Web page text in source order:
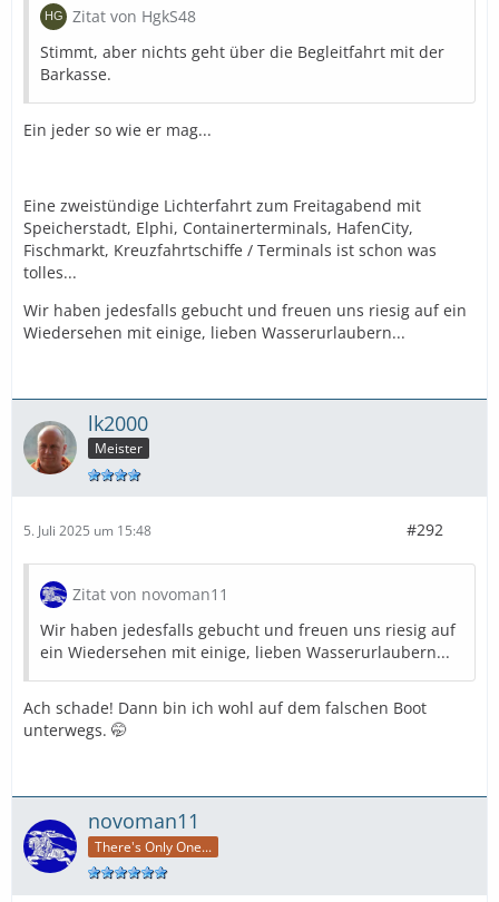
Zitat von HgkS48
Stimmt, aber nichts geht über die Begleitfahrt mit der
Barkasse.
Ein jeder so wie er mag...
Eine zweistündige Lichterfahrt zum Freitagabend mit
Speicherstadt, Elphi, Containerterminals, HafenCity,
Fischmarkt, Kreuzfahrtschiffe / Terminals ist schon was
tolles...
Wir haben jedesfalls gebucht und freuen uns riesig auf ein
Wiedersehen mit einige, lieben Wasserurlaubern...
lk2000
Meister
5. Juli 2025 um 15:48 #292
Zitat von novoman11
Wir haben jedesfalls gebucht und freuen uns riesig auf
ein Wiedersehen mit einige, lieben Wasserurlaubern...
Ach schade! Dann bin ich wohl auf dem falschen Boot
unterwegs. 🤭
novoman11
There's Only One...